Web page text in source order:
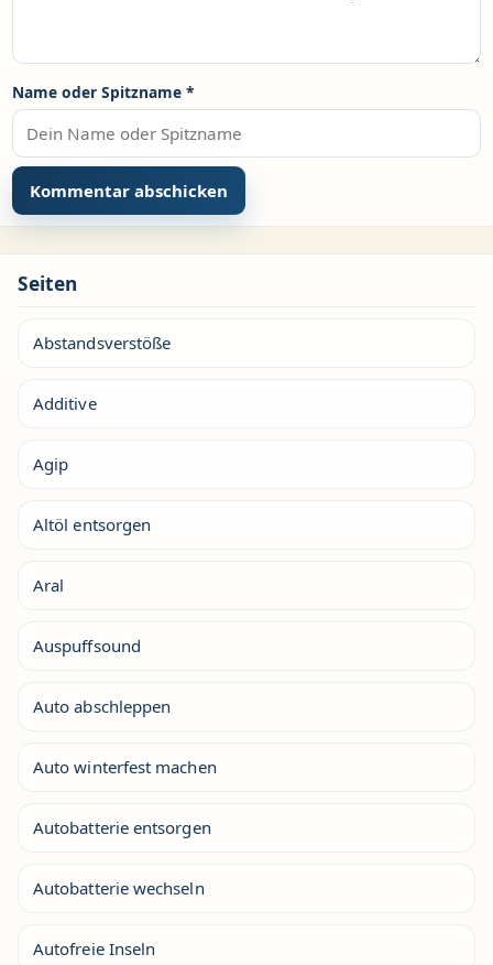
Name oder Spitzname *
Seiten
Abstandsverstöße
Additive
Agip
Altöl entsorgen
Aral
Auspuffsound
Auto abschleppen
Auto winterfest machen
Autobatterie entsorgen
Autobatterie wechseln
Autofreie Inseln